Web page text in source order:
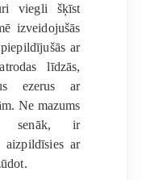
viegli šķīst
izveidojušās
ar
līdzās,
ezerus ar
Ne mazums
senāk, ir
ar